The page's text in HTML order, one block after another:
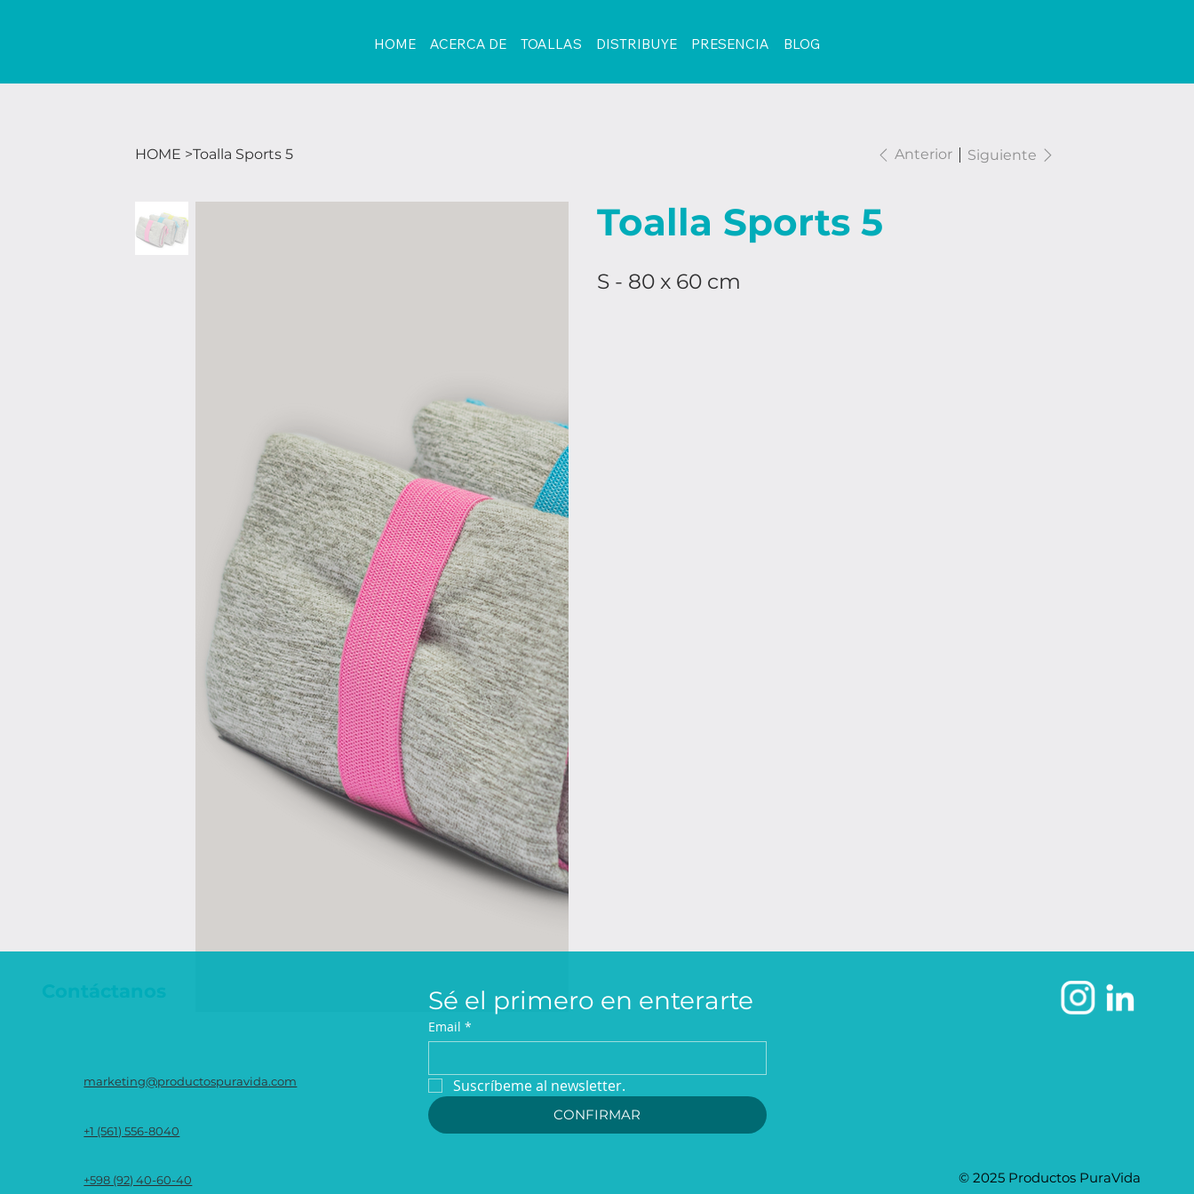
HOME ACERCA DE TOALLAS DISTRIBUYE PRESENCIA BLOG
HOME >Toalla Sports 5 Anterior Siguiente
Toalla Sports 5
S - 80 x 60 cm
Contáctanos
marketing@productospuravida.com
+1 (561) 556-8040
+598 (92) 40-60-40
Sé el primero en enterarte
Email *
Suscríbeme al newsletter.
CONFIRMAR
© 2025 Productos PuraVida